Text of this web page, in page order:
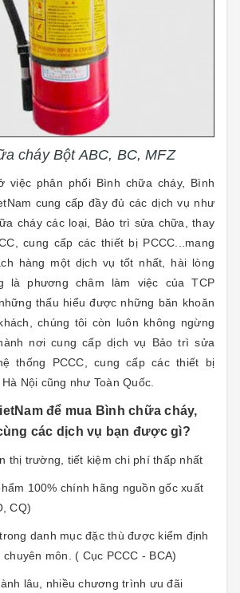
cháy Bột ABC, BC, MFZ
việc phân phối Bình chữa cháy, Bình
cung cấp đầy đủ các dịch vụ như
cháy các loại, Bảo trì sửa chữa, thay
cung cấp các thiết bị PCCC...mang
hàng một dịch vụ tốt nhất, hài lòng
là phương châm làm việc của TCP
thấu hiểu được những băn khoăn
chúng tôi còn luôn không ngừng
nơi cung cấp dịch vụ Bảo trì sửa
thống PCCC, cung cấp các thiết bị
Nội cũng như Toàn Quốc.
để mua Bình chữa cháy,
các dịch vụ bạn được gì?
thị trường, tiết kiệm chi phí thấp nhất
100% chính hãng nguồn gốc xuất
CQ)
danh mục đặc thù được kiểm định
môn. ( Cục PCCC - BCA)
lâu, nhiều chương trình ưu đãi